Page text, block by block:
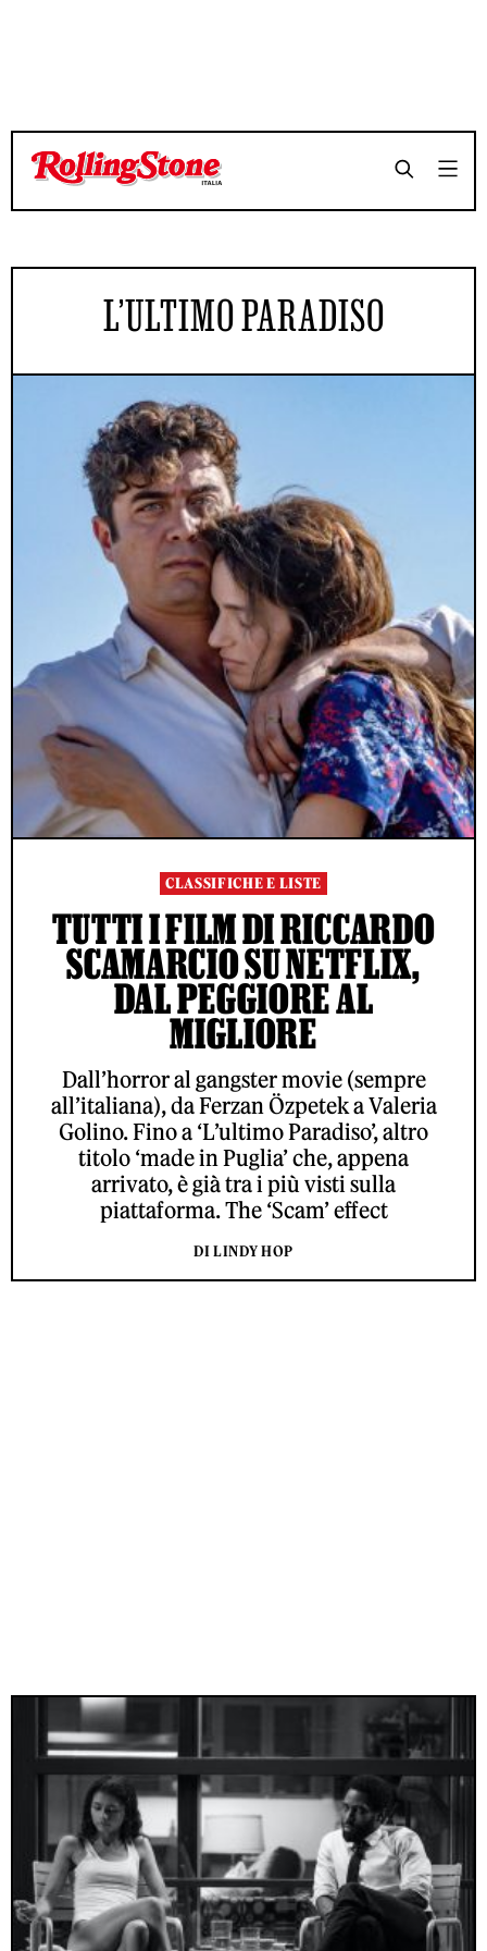
L’ULTIMO PARADISO
CLASSIFICHE E LISTE
TUTTI I FILM DI RICCARDO
SCAMARCIO SU NETFLIX,
DAL PEGGIORE AL
MIGLIORE
Dall’horror al gangster movie (sempre
all’italiana), da Ferzan Özpetek a Valeria
Golino. Fino a ‘L’ultimo Paradiso’, altro
titolo ‘made in Puglia’ che, appena
arrivato, è già tra i più visti sulla
piattaforma. The ‘Scam’ effect
DI LINDY HOP